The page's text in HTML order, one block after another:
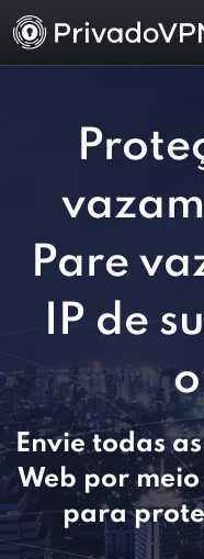
Pare
IP de
Envie todas
Web por
para